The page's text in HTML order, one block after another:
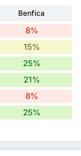
Benfica
8%
15%
25%
21%
8%
25%